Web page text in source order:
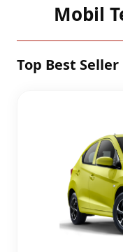
Mobil
Top Best